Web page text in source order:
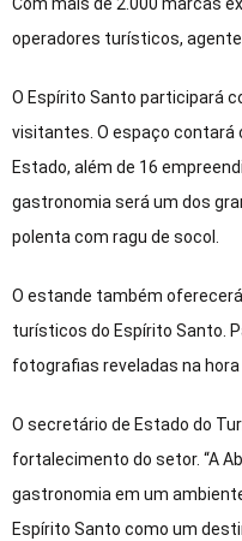
operadores turísticos,
O Espírito Santo participará
visitantes. O espaço contará
Estado, além de 16
gastronomia será um dos
polenta com ragu de socol.
O estande também
turísticos do Espírito Santo.
fotografias reveladas na hora
O secretário de Estado do
fortalecimento do setor. “A
gastronomia em um
Espírito Santo como um